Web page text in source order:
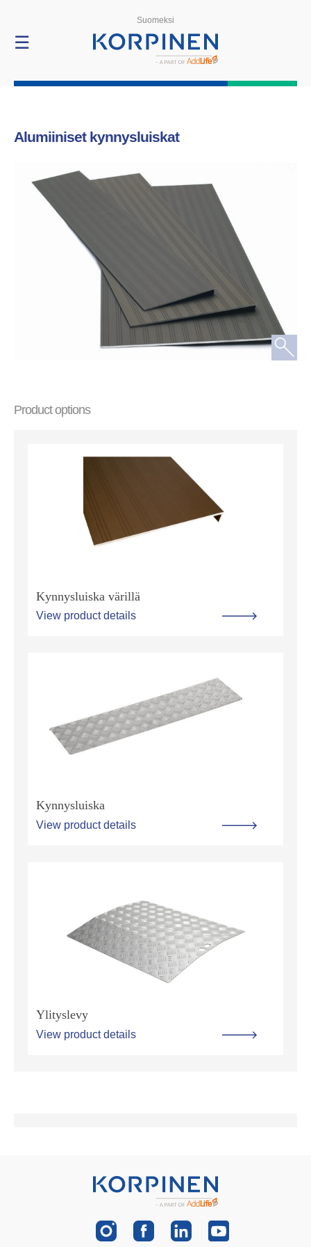
ProductsSuomeksi
☰
Alumiiniset kynnysluiskat
Product options
Kynnysluiska värillä
View product details
Kynnysluiska
View product details
Ylityslevy
View product details